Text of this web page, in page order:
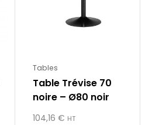
Tables
Table Trévise 70
noire – Ø80 noir
104,16 € HT